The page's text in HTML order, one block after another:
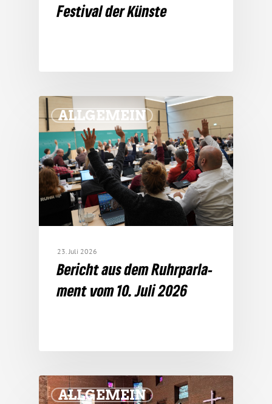
Festival der Künste
ALLGEMEIN
23. Juli 2026
Bericht aus dem Ruhr­par­la­
ment vom 10. Juli 2026
ALLGEMEIN